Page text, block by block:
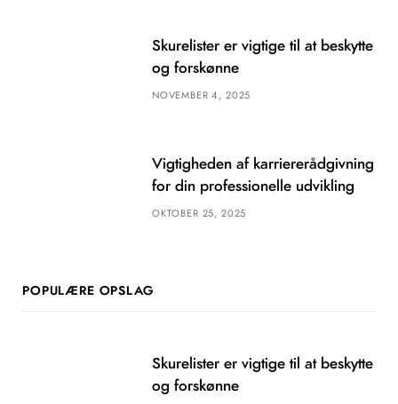
Skurelister er vigtige til at beskytte
og forskønne
NOVEMBER 4, 2025
Vigtigheden af karriererådgivning
for din professionelle udvikling
OKTOBER 25, 2025
POPULÆRE OPSLAG
Skurelister er vigtige til at beskytte
og forskønne